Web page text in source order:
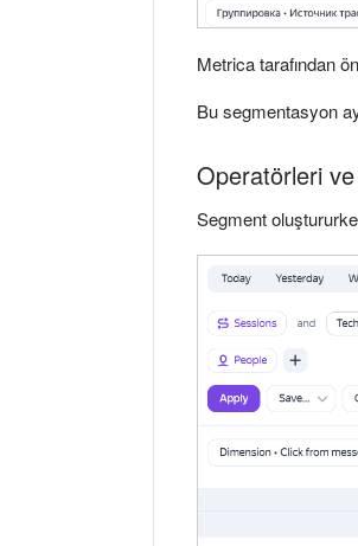
Metrica tarafından
Bu segmentasyon
Operatörleri
Segment